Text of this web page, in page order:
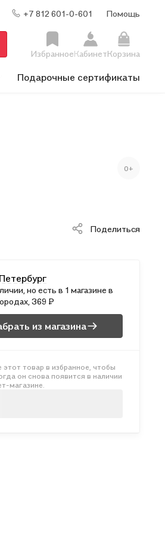
+7 812 601-0-601 Помощь
ИзбранноеКабинетКорзина
Подарочные сертификаты
0+
Поделиться
но есть в 1 магазине в
369 ₽
из магазина
этот товар в избранное, чтобы
он снова появится в наличии
магазине.